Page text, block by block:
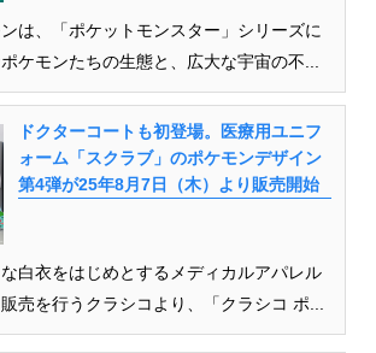
は、「ポケットモンスター」シリーズに
ケモンたちの生態と、広大な宇宙の不...
ドクターコートも初登場。医療用ユニフ
ォーム「スクラブ」のポケモンデザイン
第4弾が25年8月7日（木）より販売開始
白衣をはじめとするメディカルアパレル
売を行うクラシコより、「クラシコ ポ...